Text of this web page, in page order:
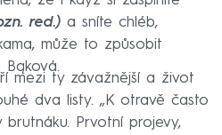
red.) a sníte chléb,
může to způsobit
Bąková.
mezi ty závažnější a život
dva listy. „K otravě často
Prvotní projevy,